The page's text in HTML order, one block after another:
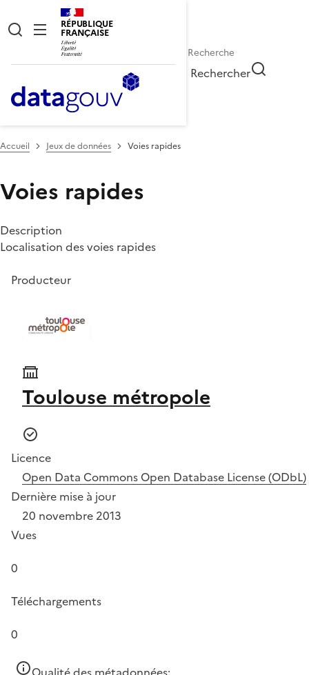
RÉPUBLIQUE
FRANÇAISE
Rechercher
Accueil Jeux de données Voies rapides
Voies rapides
Description
Localisation des voies rapides
Producteur
Toulouse métropole
Licence
Open Data Commons Open Database License (ODbL)
Dernière mise à jour
20 novembre 2013
Vues
0
Téléchargements
0